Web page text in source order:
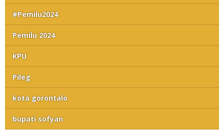
#Pemilu2024
Pemilu 2024
KPU
Pileg
kota gorontalo
bupati sofyan